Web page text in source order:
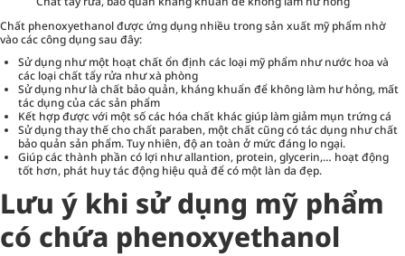
Chất phenoxyethanol được ứng dụng nhiều trong sản xuất mỹ phẩm nhờ
vào các công dụng sau đây:
Sử dụng như một hoạt chất ổn định các loại mỹ phẩm nhưnước hoa và
các loại chất tẩy rửa như xà phòng
Sử dụng như là chất bảo quản, kháng khuẩn để không làm hư hỏng, mất
tác dụng của các sản phẩm
Kết hợp được với một số các hóa chất khác giúp làm giảm mụn trứng cá
Sử dụng thay thế cho chất paraben, một chất cũng có tác dụng như chất
bảo quản sản phẩm. Tuy nhiên, độ an toàn ở mức đáng lo ngại.
Giúp các thành phần có lợi như allantion, protein, glycerin,… hoạt động
tốt hơn, phát huy tác động hiệu quả để có một làn da đẹp.
Lưu ý khi sử dụng mỹ phẩm
có chứa phenoxyethanol